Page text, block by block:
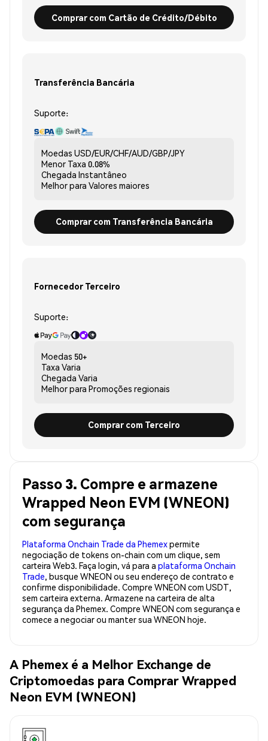
Comprar com Cartão de Crédito/Débito
Transferência Bancária
Suporte:
Moedas USD/EUR/CHF/AUD/GBP/JPY
Menor Taxa 0.08%
Chegada Instantâneo
Melhor para Valores maiores
Comprar com Transferência Bancária
Fornecedor Terceiro
Suporte:
Moedas 50+
Taxa Varia
Chegada Varia
Melhor para Promoções regionais
Comprar com Terceiro
Passo 3. Compre e armazene
Wrapped Neon EVM (WNEON)
com segurança
Plataforma Onchain Trade da Phemexpermite
negociação de tokens on-chain com um clique, sem
carteira Web3. Faça login, vá para a plataforma Onchain
Trade, busque WNEON ou seu endereço de contrato e
confirme disponibilidade. Compre WNEON com USDT,
sem carteira externa. Armazene na carteira de alta
segurança da Phemex. Compre WNEON com segurança e
comece a negociar ou manter sua WNEON hoje.
A Phemex é a Melhor Exchange de
Criptomoedas para Comprar Wrapped
Neon EVM (WNEON)